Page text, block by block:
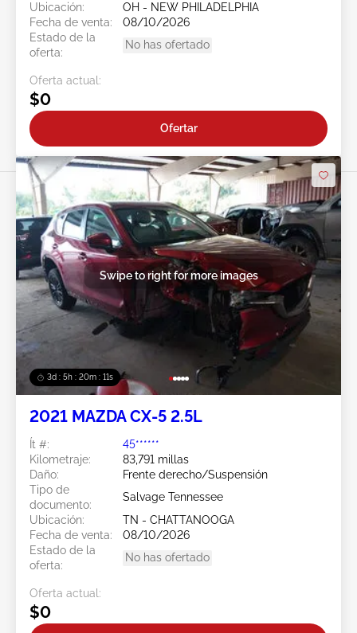
Ubicación:
OH - NEW PHILADELPHIA
Fecha de venta:
08/10/2026
Estado de la
oferta:
No has ofertado
Oferta actual:
$0
Ofertar
3d : 5h : 20m : 08s
Swipe to right for more images
2021 MAZDA CX-5 2.5L
Ít #:
45******
Kilometraje:
83,791 millas
Daño:
Frente derecho/Suspensión
Tipo de
documento:
Salvage Tennessee
Ubicación:
TN - CHATTANOOGA
Fecha de venta:
08/10/2026
Estado de la
oferta:
No has ofertado
Oferta actual:
$0